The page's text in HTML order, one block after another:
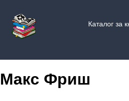
Каталог за
Макс Фриш